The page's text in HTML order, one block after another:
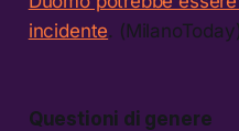
incidente. (MilanoToday)
Questioni di genere